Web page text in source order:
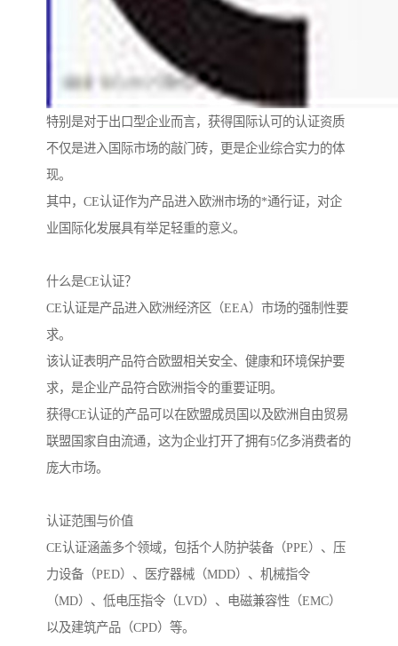
特别是对于出口型企业而言，获得国际认可的认证资质
不仅是进入国际市场的敲门砖，更是企业综合实力的体
现。
其中，CE认证作为产品进入欧洲市场的*通行证，对企
业国际化发展具有举足轻重的意义。
什么是CE认证？
CE认证是产品进入欧洲经济区（EEA）市场的强制性要
求。
该认证表明产品符合欧盟相关安全、健康和环境保护要
求，是企业产品符合欧洲指令的重要证明。
获得CE认证的产品可以在欧盟成员国以及欧洲自由贸易
联盟国家自由流通，这为企业打开了拥有5亿多消费者的
庞大市场。
认证范围与价值
CE认证涵盖多个领域，包括个人防护装备（PPE）、压
力设备（PED）、医疗器械（MDD）、机械指令
（MD）、低电压指令（LVD）、电磁兼容性（EMC）
以及建筑产品（CPD）等。